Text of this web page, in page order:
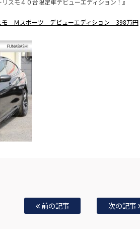
Ｍスポーツ デビューエディション 398万円
前の記事 次の記事